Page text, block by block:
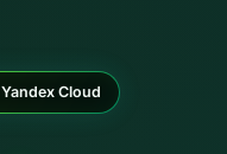
Yandex Cloud